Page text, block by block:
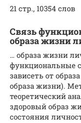
21 стр., 10354 слов
Связь
образа жизни
… образа жизни
функциональные
зависеть от
образа жизни).
теоретический
здоровый образ
состояния